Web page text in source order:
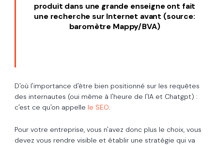
produit dans une grande enseigne ont fait
une recherche sur Internet avant (source:
baromètre Mappy/BVA)
D'où l'importance d'être bien positionné sur les requêtes
des internautes (oui même à l'heure de l'IA et Chatgpt) :
c'est ce qu'on appelle le SEO.
Pour votre entreprise, vous n'avez donc plus le choix, vous
devez vous rendre visible et établir une stratégie qui va